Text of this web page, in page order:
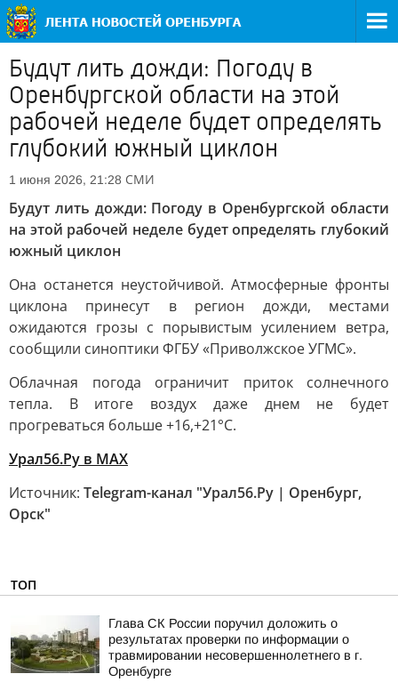
Будут лить дожди: Погоду в
Оренбургской области на этой
рабочей неделе будет определять
глубокий южный циклон
1 июня 2026, 21:28 СМИ
Будут лить дожди: Погоду в Оренбургской области
на этой рабочей неделе будет определять глубокий
южный циклон
Она останется неустойчивой. Атмосферные фронты
циклона принесут в регион дожди, местами
ожидаются грозы с порывистым усилением ветра,
сообщили синоптики ФГБУ «Приволжское УГМС».
Облачная погода ограничит приток солнечного
тепла. В итоге воздух даже днем не будет
прогреваться больше +16,+21°С.
Урал56.Ру в МАХ
Источник: Telegram-канал "Урал56.Ру | Оренбург,
Орск"
ТОП
Глава СК России поручил доложить о
результатах проверки по информации о
травмировании несовершеннолетнего в г.
Оренбурге